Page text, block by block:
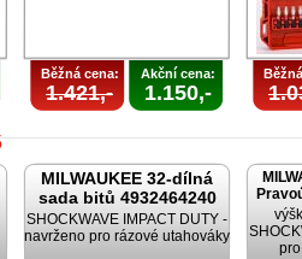
Běžná cena:
1.421,-
Akční cena:
1.150,-
MILWAUKEE 32-dílná
sada bitů 4932464240
SHOCKWAVE IMPACT DUTY -
navrženo pro rázové utahováky